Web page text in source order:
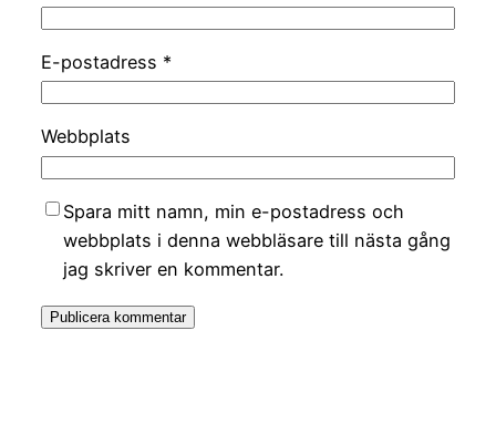
E-postadress *
Webbplats
Spara mitt namn, min e-postadress och
webbplats i denna webbläsare till nästa gång
jag skriver en kommentar.